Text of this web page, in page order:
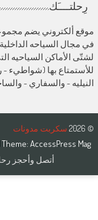
رِحلتــــَك
موقع ألكتروني يضم
في مجال السياحه
لشتّى الأماكن السياحيه
للأستمتاع بها (شواطيء -
النيليه - والسفاري -
© 2026 سكربت مدونات
Theme:AccessPress Mag
أتصل وأحجز رحلتــك الأن | 002/